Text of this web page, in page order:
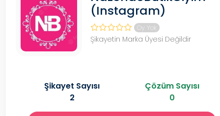
(Instagram)
Oy Yok
Şikayetin Marka Üyesi Değildir
Şikayet Sayısı
2
Çözüm Sayısı
0